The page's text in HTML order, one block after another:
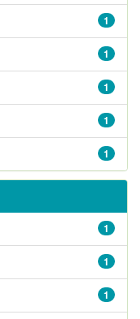
1
1
1
1
1
1
1
1